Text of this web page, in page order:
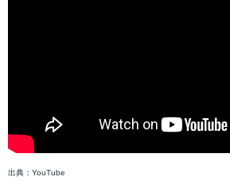
出典：YouTube